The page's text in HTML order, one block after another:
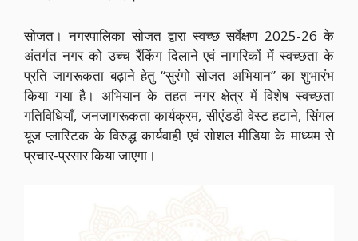
सोजत। नगरपालिका सोजत द्वारा स्वच्छ सर्वेक्षण 2025-26 के
अंतर्गत नगर को उच्च रैंकिंग दिलाने एवं नागरिकों में स्वच्छता के
प्रति जागरूकता बढ़ाने हेतु “सुरंगो सोजत अभियान” का शुभारंभ
किया गया है। अभियान के तहत नगर क्षेत्र में विशेष स्वच्छता
गतिविधियाँ, जनजागरूकता कार्यक्रम, सीएंडडी वेस्ट हटाने, सिंगल
यूज प्लास्टिक के विरुद्ध कार्यवाही एवं सोशल मीडिया के माध्यम से
प्रचार-प्रसार किया जाएगा।